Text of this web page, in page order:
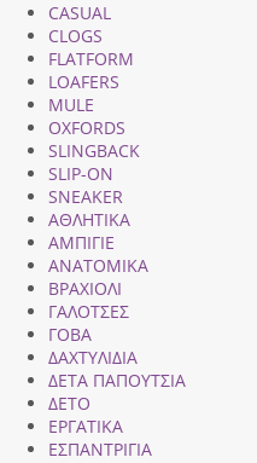
CASUAL
CLOGS
FLATFORM
LOAFERS
MULE
OXFORDS
SLINGBACK
SLIP-ON
SNEAKER
ΑΘΛΗΤΙΚΑ
ΑΜΠΙΓΙΕ
ΑΝΑΤΟΜΙΚΑ
ΒΡΑΧΙΟΛΙ
ΓΑΛΟΤΣΕΣ
ΓΟΒΑ
ΔΑΧΤΥΛΙΔΙΑ
ΔΕΤΑ ΠΑΠΟΥΤΣΙΑ
ΔΕΤΟ
ΕΡΓΑΤΙΚΑ
ΕΣΠΑΝΤΡΙΓΙΑ